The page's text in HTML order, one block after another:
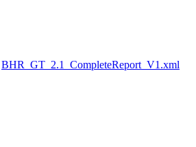
BHR_GT_2.1_CompleteReport_V1.xml